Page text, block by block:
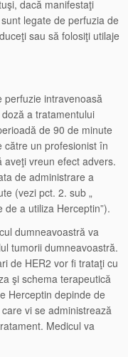
dacă manifestaţi
legate de perfuzia de
sau să folosiţi utilaje
perfuzie intravenoasă
a tratamentului
de 90 de minute
către un profesionist în
vreun efect advers.
de administrare a
(vezi pct. 2. sub „
a utiliza Herceptin”).
dumneavoastră va
tumorii dumneavoastră.
de HER2 vor fi trataţi cu
şi schema terapeutică
Herceptin depinde de
vi se administrează
Medicul va